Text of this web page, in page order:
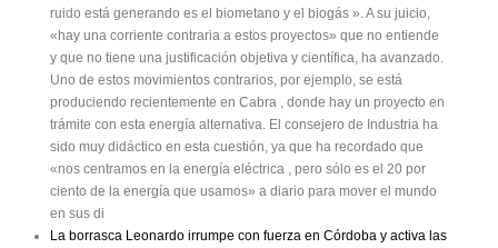
ruido está generando es el biometano y el biogás ». A su juicio,
«hay una corriente contraria a estos proyectos» que no entiende
y que no tiene una justificación objetiva y científica, ha avanzado.
Uno de estos movimientos contrarios, por ejemplo, se está
produciendo recientemente en Cabra , donde hay un proyecto en
trámite con esta energía alternativa. El consejero de Industria ha
sido muy didáctico en esta cuestión, ya que ha recordado que
«nos centramos en la energía eléctrica , pero sólo es el 20 por
ciento de la energía que usamos» a diario para mover el mundo
en sus di
La borrasca Leonardo irrumpe con fuerza en Córdoba y activa las